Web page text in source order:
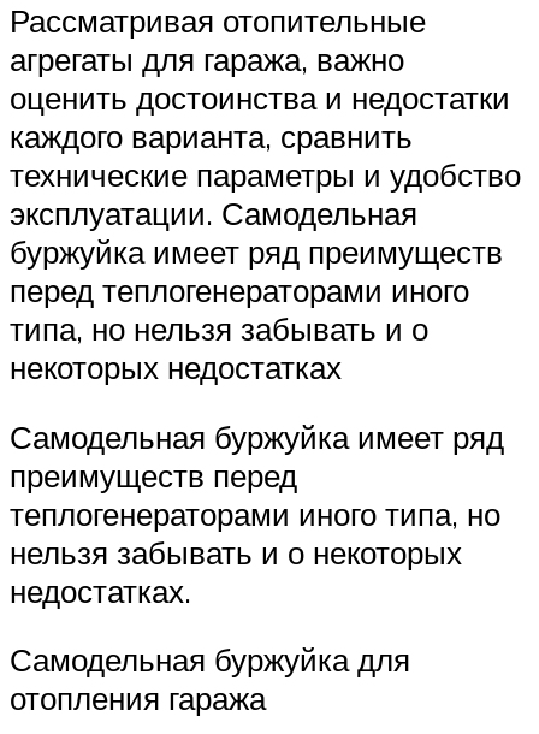
Рассматривая отопительные
агрегаты для гаража, важно
оценить достоинства и недостатки
каждого варианта, сравнить
технические параметры и удобство
эксплуатации. Самодельная
буржуйка имеет ряд преимуществ
перед теплогенераторами иного
типа, но нельзя забывать и о
некоторых недостатках
Самодельная буржуйка имеет ряд
преимуществ перед
теплогенераторами иного типа, но
нельзя забывать и о некоторых
недостатках.
Самодельная буржуйка для
отопления гаража